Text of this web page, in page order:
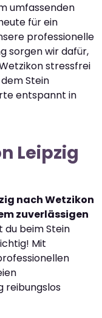
umfassenden
für ein
professionelle
sorgen wir dafür,
stressfrei
Stein
entspannt in
Leipzig
nach Wetzikon
zuverlässigen
du beim Stein
Mit
reibungslos